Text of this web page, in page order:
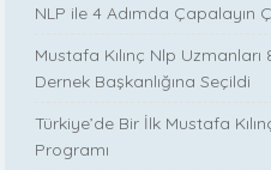
NLP ile 4 Adımda Çapalayın
Mustafa Kılınç Nlp
Dernek Başkanlığına Seçildi
Türkiye’de Bir İlk Mustafa
Programı